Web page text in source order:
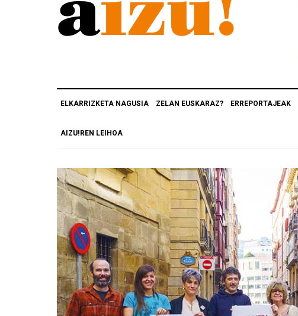
ELKARRIZKETA NAGUSIA ZELAN EUSKARAZ? ERREPORTAJEAK
AIZU!REN LEIHOA